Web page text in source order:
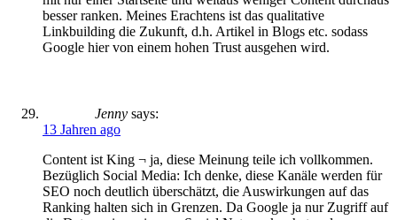
besser ranken. Meines Erachtens ist das qualitative
Linkbuilding die Zukunft, d.h. Artikel in Blogs etc. sodass
Google hier von einem hohen Trust ausgehen wird.
Jenny says:
13 Jahren ago
Content ist King ¬ ja, diese Meinung teile ich vollkommen.
Bezüglich Social Media: Ich denke, diese Kanäle werden für
SEO noch deutlich überschätzt, die Auswirkungen auf das
Ranking halten sich in Grenzen. Da Google ja nur Zugriff auf